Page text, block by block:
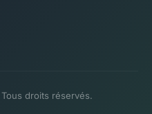
droits réservés.